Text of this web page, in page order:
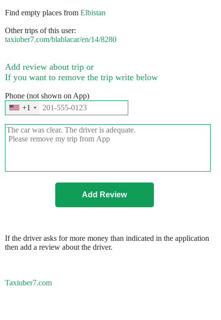
Find empty places from Elbistan
Other trips of this user:
taxiuber7.com/blablacar/en/14/8280
Add review about trip or
If you want to remove the trip write below
Phone (not shown on App)
+1
If the driver asks for more money than indicated in the application
then add a review about the driver.
Taxiuber7.com